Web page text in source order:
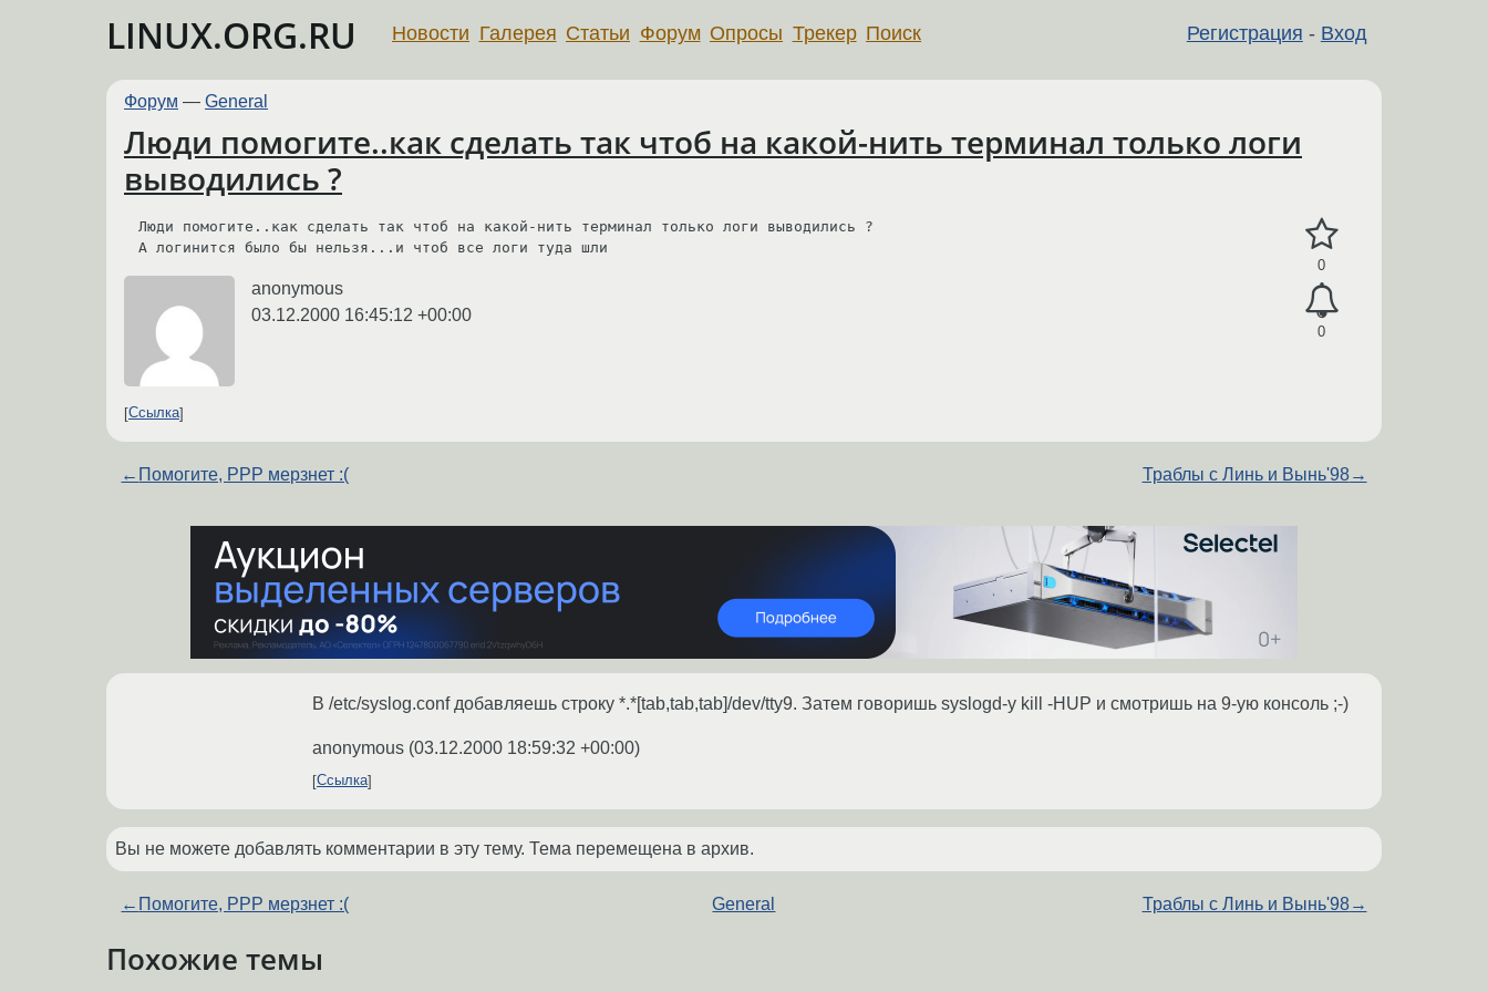
LINUX.ORG.RU Регистрация - Вход
Новости Галерея Статьи Форум Опросы Трекер Поиск
Форум — General
Люди помогите..как сделать так чтоб на какой-нить терминал только логи
выводились ?
0
0
Люди помогите..как сделать так чтоб на какой-нить терминал только логи выводились ?
А логинится было бы нельзя...и чтоб все логи туда шли
anonymous
03.12.2000 16:45:12 +00:00
Ссылка
← Помогите, PPP мерзнет :( Траблы с Линь и Вынь'98→
В /etc/syslog.conf добавляешь строку *.*[tab,tab,tab]/dev/tty9. Затем говоришь syslogd-у kill -HUP и смотришь на 9-ую консоль ;-)
anonymous (03.12.2000 18:59:32 +00:00)
Ссылка
Вы не можете добавлять комментарии в эту тему. Тема перемещена в архив.
← Помогите, PPP мерзнет :( General Траблы с Линь и Вынь'98→
Похожие темы